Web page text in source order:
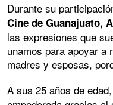
Durante su
Cine de Guanajuato,
las expresiones que
unamos para apoyar a
madres y esposas,
A sus 25 años de edad,